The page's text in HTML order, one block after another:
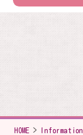
HOME> Information